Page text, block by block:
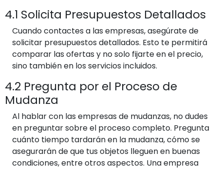
4.1 Solicita Presupuestos Detallados
Cuando contactes a las empresas, asegúrate de
solicitar presupuestos detallados. Esto te permitirá
comparar las ofertas y no solo fijarte en el precio,
sino también en los servicios incluidos.
4.2 Pregunta por el Proceso de
Mudanza
Al hablar con las empresas de mudanzas, no dudes
en preguntar sobre el proceso completo. Pregunta
cuánto tiempo tardarán en la mudanza, cómo se
asegurarán de que tus objetos lleguen en buenas
condiciones, entre otros aspectos. Una empresa